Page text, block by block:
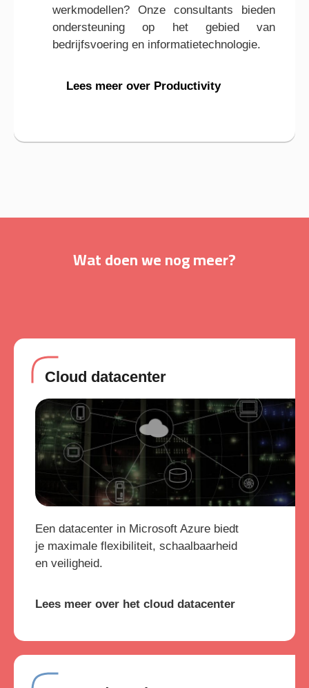
werkmodellen? Onze consultants bieden
ondersteuning op het gebied van
bedrijfsvoering en informatietechnologie.
Lees meer over Productivity
Wat doen we nog meer?
Cloud datacenter
Een datacenter in Microsoft Azure biedt
je maximale flexibiliteit, schaalbaarheid
en veiligheid.
Lees meer over het cloud datacenter